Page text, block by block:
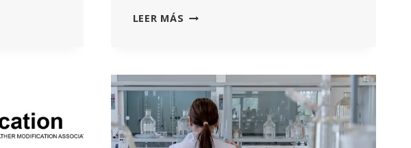
LEER MÁS “EL
EL
TRATADO
DE
LA
OMS